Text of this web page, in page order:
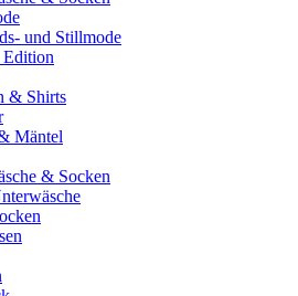
und Stillmode
& Shirts
Mäntel
& Socken